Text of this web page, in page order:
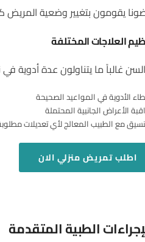
يقومون بتغيير وضعية المريض
العلاجات المختلفة
غالباً ما يتناولون عدة أدوية
الأدوية في المواعيد الصحيحة
الأعراض الجانبية المحتملة
مع الطبيب المعالج لأي تعديلات
اطلبتمريض منزليالان
الطبية المتقدمة